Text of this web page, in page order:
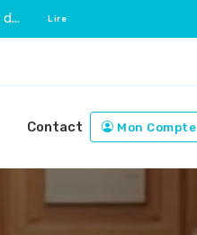
Lire
Contact Mon Compte